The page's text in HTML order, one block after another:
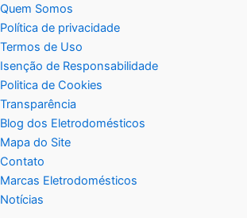
Quem Somos
Política de privacidade
Termos de Uso
Isenção de Responsabilidade
Politica de Cookies
Transparência
Blog dos Eletrodomésticos
Mapa do Site
Contato
Marcas Eletrodomésticos
Notícias